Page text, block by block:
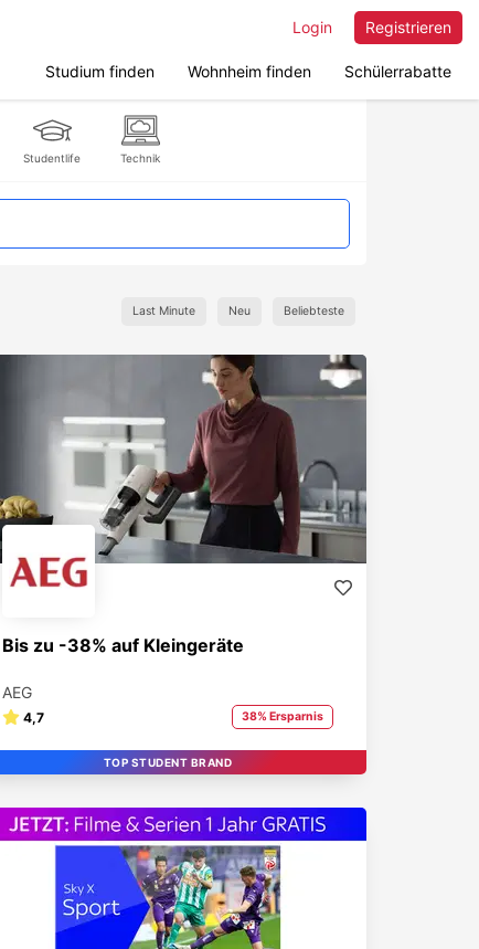
Registrieren
Login
Studium finden Wohnheim finden Schülerrabatte
Studentlife Technik
Beliebteste
Neu
Last Minute
Bis zu -38% auf Kleingeräte
AEG
4,7 38% Ersparnis
TOP STUDENT BRAND